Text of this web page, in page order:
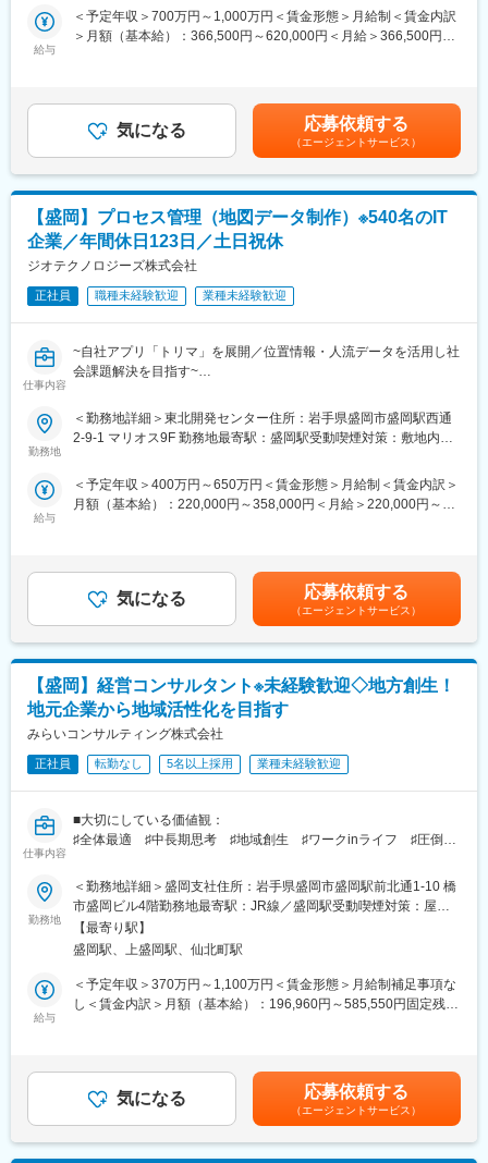
・次世代幹部向けマネジメント研修
・バックキャスティング型中期経営計画策定プロジェクト
・「圧倒的なお客さま志向」「当事者意識」「成長志向」…自己
実現の中に社会貢献の要素が多い人材が集結。
・「生涯顧客（お客さま）」「チームコンサルティング」「実
行・実現支援」…お客さまの「計画立案ではなく、成功実現」の
ために、共に考え・行動し、チームでお客さまの期待を超える付
加価値を提供し続けることで、共創パートナーとなることを目指
しています。
変更の範囲：会社の定める業務
効率的に地図編集を行うための社内ツールの企画、分析、開発の
上流工程をご担当いただきます。
計
・現在開発を進めている社内システムを運用していく上での業務
を分析し、最適な運用を提案、要件定義を行っていく業務
・PRDの作成、ユーザストーリーの作成、要求定義
・マイルストーンの設定や開発イベントへの参加、運営
・チームメンバーの進捗状況を上位層にレポートし、適宜業務改
善
・成果物の確認、マニュアル作成、本番業務への導入
・開発チームのチームビルディング・開発物の品質管理
・BPとのコミュニケーションや計画策定、納品物の受け入れ
・リリースに向けた運用テストの計画、実施、レポーティング
■配属先：
■開発環境：
■ポジションの魅力：
■東北開発センターについて：
当社では、盛岡市にある当社東北開発センターで、デジタル地図
タ向けの変換に至るまでの一連の制作工程を行っています。
制作現場の管理だけでなく、世界的なプラットフォーマーや国内
外カーメーカー、ナビメーカーをはじめとした数多くのお客様の
声を聴きながら、ご要望に応えるコンテンツの提案と実現をして
いく役割も担っており、地方にありながらグローバルな視点で仕
事をしています。
変更の範囲：会社の定める業務
給与
＜予定年収＞700万円～1,000万円＜賃金形態＞月給制＜賃金内訳
＞月額（基本給）：366,500円～620,000円＜月給＞366,500円～
金額であり、選考を通じて上下する可能性があります。月給(月額)
は固定手当を含めた表記です。
気になる 応募依頼する
（エージェントサービス）
【盛岡】プロセス管理（地図データ制作）※540名のIT
企業／年間休日123日／土日祝休
ジオテクノロジーズ株式会社
正社員 職種未経験歓迎 業種未経験歓迎
仕事内容
~自社アプリ「トリマ」を展開／位置情報・人流データを活用し社
会課題解決を目指す~
●メンバーの管理や顧客との定常会議の参加をお任せ
●「年休122日×フレックス×最大有給日数50日」でWLBを実現◎
日々の移動スマートフォン、カーナビ向けのデジタル地図コンテ
ンツの制作ディレクションから、制作プロセスのDXに関わる業務
約200名が所属する盛岡駅前マリオスビルの東北開発センターで
は、デジタル地図の制作に必要な情報の収集からデータ入力、チ
ェック、製品データ向けの変換に至るまでの一連の制作工程を行
っています。世界的なプラットフォーマーや国内外のカーメーカ
ー、ナビメーカーをはじめとした数多くのお客様の声を聴きなが
ら、ご要望に応えるコンテンツの提案と実現をしていく役割も担
っており、地方にありながらグローバルな視点で仕事をしていま
■業務の詳細
地図制作を行う上で必要な情報を収集いただいている協力会社へ
の発注や、社内でデータを整備しているオペレーターの進捗を管
・改善活動
高品質且つ効率よく地図を作成するために、制作手順や調査のプ
ロセス見直しをし、改善活動
・各種社内業務
お取引先とのお打ち合わせに営業と参加し、ニーズに対し技術的
社内のオペレーターの目標設定や教育を
勤務地
＜勤務地詳細＞東北開発センター住所：岩手県盛岡市盛岡駅西通
2-9-1 マリオス9F 勤務地最寄駅：盛岡駅受動喫煙対策：敷地内全
給与
＜予定年収＞400万円～650万円＜賃金形態＞月給制＜賃金内訳＞
月額（基本給）：220,000円～358,000円＜月給＞220,000円～
金額であり、選考を通じて上下する可能性があります。月給(月額)
は固定手当を含めた表記です。
気になる 応募依頼する
（エージェントサービス）
【盛岡】経営コンサルタント※未経験歓迎◇地方創生！
地元企業から地域活性化を目指す
みらいコンサルティング株式会社
正社員 転勤なし 5名以上採用 業種未経験歓迎
仕事内容
■大切にしている価値観：
♯全体最適 ♯中長期思考 ♯地域創生 ♯ワークinライフ ♯圧倒的
■同社の魅力：
・「圧倒的なお客さま志向」「当事者意識」「成長志向」。自己
実現の中に社会貢献の要素が多い人材が集結。
・「生涯顧客（お客さま）」「チームコンサルティング」「実
行・実現支援」
・お客さまの「計画立案ではなく、成功実現」のために、共に考
■仕事内容：
日本国内の中堅・中小企業を対象にした経営コンサルティング業
勤務地
＜勤務地詳細＞盛岡支社住所：岩手県盛岡市盛岡駅前北通1-10 橋
市盛岡ビル4階勤務地最寄駅：JR線／盛岡駅受動喫煙対策：屋内
全面禁煙変更の範囲：本文参照
【最寄り駅】
盛岡駅、上盛岡駅、仙北町駅
給与
＜予定年収＞370万円～1,100万円＜賃金形態＞月給制補足事項な
し＜賃金内訳＞月額（基本給）：196,960円～585,550円固定残業
給与補足＞※給与には30時間分の固定残業代を含む/超過分は全額
支給※経験・能力、現年収など考慮の上、決定いたします■昇給：
年1回■賞与：年2回（2ヶ月×2回）賃金はあくまでも目安の金額で
あり、選考を通じて上下する可能性があります。月給(月額)は固定
気になる 応募依頼する
（エージェントサービス）